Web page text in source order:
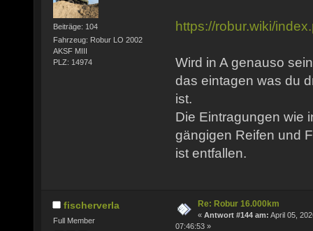
Beiträge: 104
Fahrzeug: Robur LO 2002
AKSF MIII
PLZ: 14974
https://robur.wiki/
Wird in A genauso
das eintagen was du
ist.
Die Eintragungen wie
gängigen Reifen und
ist entfallen.
fischerverla
Full Member
Re: Robur 16.000km
« Antwort #144 am: April 05,
07:46:53 »